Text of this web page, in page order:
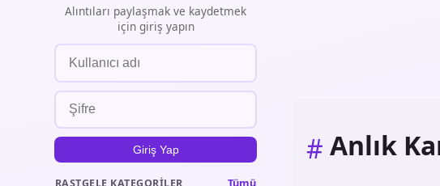
Alıntıları paylaşmak ve kaydetmek
için giriş yapın
Giriş Yap
Tümü
# Anlık